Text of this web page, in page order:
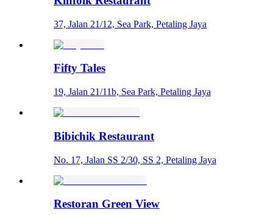
37, Jalan 21/12, Sea Park, Petaling Jaya
Fifty Tales
19, Jalan 21/11b, Sea Park, Petaling Jaya
Bibichik Restaurant
No. 17, Jalan SS 2/30, SS 2, Petaling Jaya
Restoran Green View